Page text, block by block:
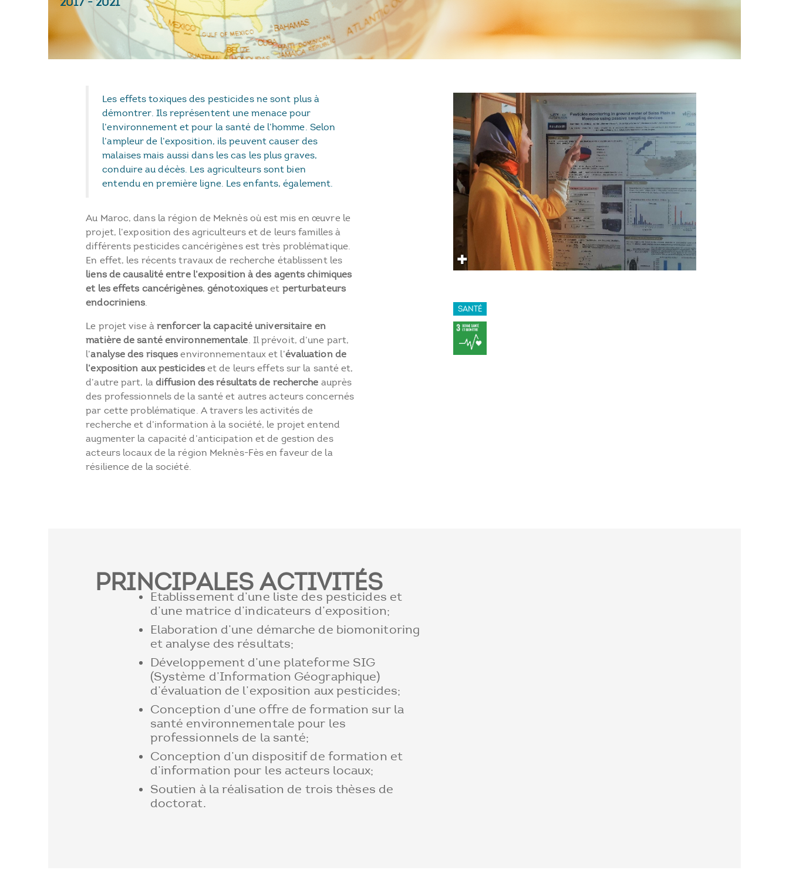
Les effets toxiques des pesticides ne sont plus à
démontrer. Ils représentent une menace pour
l’environnement et pour la santé de l’homme. Selon
l’ampleur de l’exposition, ils peuvent causer des
malaises mais aussi dans les cas les plus graves,
conduire au décès. Les agriculteurs sont bien
entendu en première ligne. Les enfants, également.
Au Maroc, dans la région de Meknès où est mis en œuvre le
projet, l’exposition des agriculteurs et de leurs familles à
différents pesticides cancérigènes est très problématique.
En effet, les récents travaux de recherche établissent les
liens de causalité entre l’exposition à des agents chimiques
et les effets cancérigènes,génotoxiqueset perturbateurs
endocriniens
Le projet vise à renforcer la capacité universitaire en
matière de santé environnementale . Il prévoit, d’une part,
l’analyse des risques environnementaux et l’évaluation de
l’exposition aux pesticideset de leurs effets sur la santé et,
d’autre part, la diffusion des résultats de recherche auprès
des professionnels de la santé et autres acteurs concernés
par cette problématique. A travers les activités de
recherche et d’information à la société, le projet entend
augmenter la capacité d’anticipation et de gestion des
acteurs locaux de la région Meknès-Fès en faveur de la
résilience de la société.
SANTÉ
PRINCIPALES ACTIVITÉS
Etablissement d’une liste des pesticides et
d’une matrice d’indicateurs d’exposition;
Elaboration d’une démarche de biomonitoring
et analyse des résultats;
Développement d’une plateforme SIG
(Système d’Information Géographique)
d’évaluation de l’exposition aux pesticides;
Conception d’une offre de formation sur la
santé environnementale pour les
professionnels de la santé;
Conception d’un dispositif de formation et
d’information pour les acteurs locaux;
Soutien à la réalisation de trois thèses de
doctorat.